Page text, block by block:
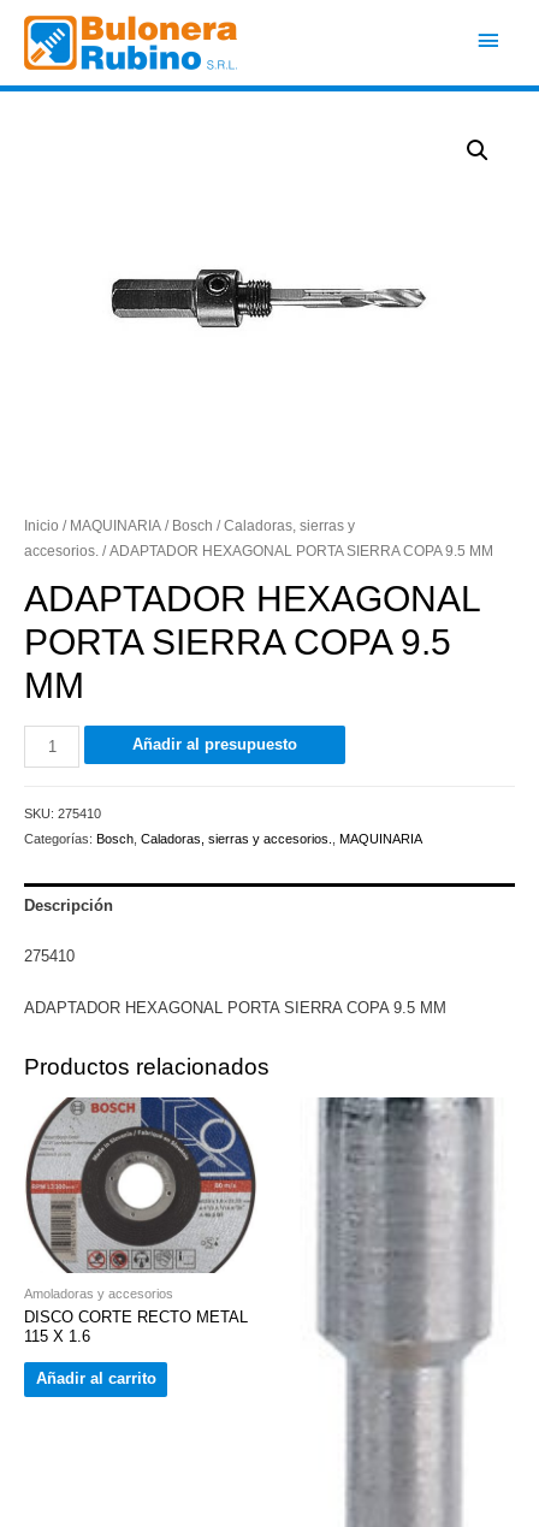
contenido
Menú
Inicio / MAQUINARIA / Bosch /Caladoras, sierras y
accesorios. / ADAPTADOR HEXAGONAL PORTA SIERRA COPA 9.5 MM
ADAPTADOR HEXAGONAL
PORTA SIERRA COPA 9.5
MM
ADAPTADOR
HEXAGONAL
SIERRA
COPA
MM
Añadir al presupuesto
SKU: 275410
Categorías: Bosch Caladoras, sierras y accesorios. MAQUINARIA
Descripción
275410
ADAPTADOR HEXAGONAL PORTA SIERRA COPA 9.5 MM
Productos relacionados
Amoladoras y accesorios
DISCO CORTE RECTO METAL
115 X 1.6
Añadir al carrito